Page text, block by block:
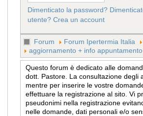
Dimenticato la password?
utente? Crea un account
Forum Forum Ipertermia Italia
aggiornamento + info appuntamento
Questo forum è dedicato alle
dott. Pastore. La consultazione degli
mentre per inserire le vostre
effettuare la registrazione al sito. Vi
pseudonimi nella registrazione
nelle domande, dati personali e/o